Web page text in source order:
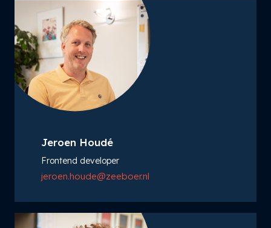
Jeroen Houdé
Frontend developer
jeroen.houde@zeeboer.nl